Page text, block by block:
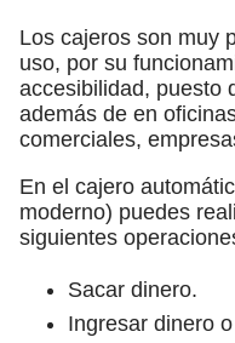
Los cajeros son muy
uso, por su
accesibilidad, puesto
además de en
comerciales,
En el cajero
moderno) puedes
siguientes
Sacar dinero.
Ingresar dinero